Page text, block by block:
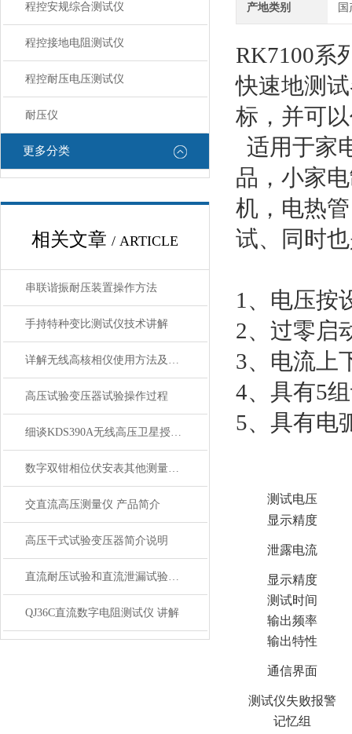
程控安规综合测试仪
程控接地电阻测试仪
程控耐压电压测试仪
耐压仪
更多分类
相关文章 / ARTICLE
串联谐振耐压装置操作方法
手持特种变比测试仪技术讲解
详解无线高核相仪使用方法及注意事项
高压试验变压器试验操作过程
细谈KDS390A无线高压卫星授时远程核相仪
数字双钳相位伏安表其他测量功能
交直流高压测量仪 产品简介
高压干式试验变压器简介说明
直流耐压试验和直流泄漏试验的方法
QJ36C直流数字电阻测试仪 讲解
产地类别 国
RK7100系
快速地测
标，并可
适用于家
品，小家
机，电热
试、同时
1、电压按
2、过零启
3、电流上
4、具有5
5、具有电
测试电压
显示精度
泄露电流
显示精度
测试时间
输出频率
输出特性
通信界面
测试仪失败报警
记忆组